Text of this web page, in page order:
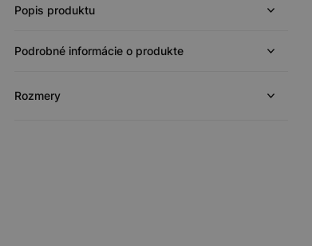
Popis produktu
Podrobné informácie o produkte
Rozmery